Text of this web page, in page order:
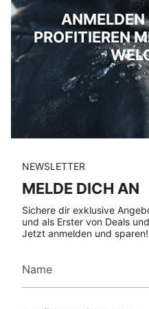
ANMELDEN
PROFITIEREN
NEWSLETTER
MELDE DICH AN
Sichere dir exklusive
und als Erster von Deals
Jetzt anmelden und sparen!